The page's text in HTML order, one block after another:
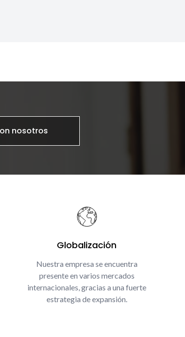
nosotros
Globalización
Nuestra empresa se encuentra
presente en varios mercados
internacionales, gracias a una fuerte
estrategia de expansión.